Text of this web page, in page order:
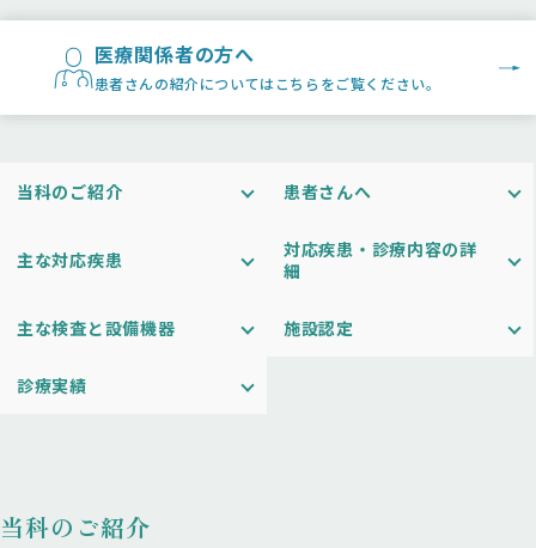
医療関係者の方へ
患者さんの紹介についてはこちらをご覧ください。
当科のご紹介 患者さんへ
主な対応疾患
対応疾患・診療内容の詳
細
主な検査と設備機器 施設認定
診療実績
当科のご紹介